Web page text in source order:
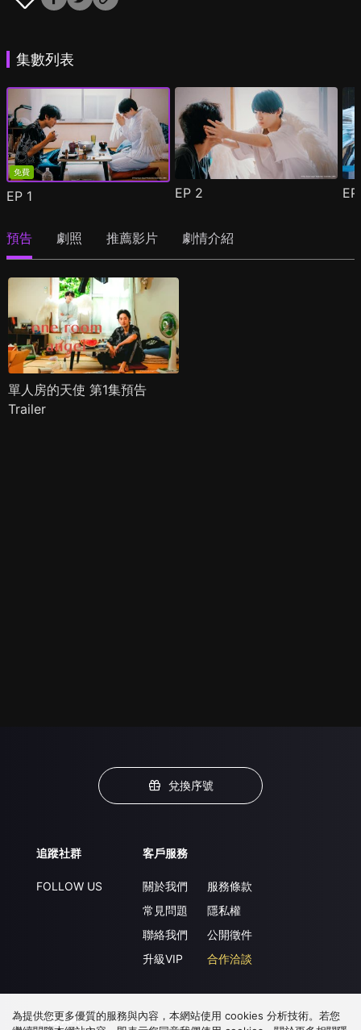
集數列表
免費
EP 1 EP 2
預告 劇照 推薦影片 劇情介紹
單人房的天使 第1集預告
Trailer
兌換序號
追蹤社群
FOLLOW US
客戶服務
關於我們
常見問題
聯絡我們
升級VIP
服務條款
隱私權
公開徵件
合作洽談
下載 APP
為提供您更多優質的服務與內容，本網站使用 cookies 分析技術。若您